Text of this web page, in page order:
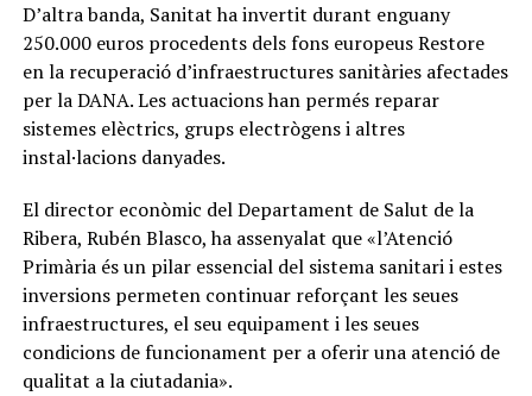
D’altra banda, Sanitat ha invertit durant enguany
250.000 euros procedents dels fons europeus Restore
en la recuperació d’infraestructures sanitàries afectades
per la DANA. Les actuacions han permés reparar
sistemes elèctrics, grups electrògens i altres
instal·lacions danyades.
El director econòmic del Departament de Salut de la
Ribera, Rubén Blasco, ha assenyalat que «l’Atenció
Primària és un pilar essencial del sistema sanitari i estes
inversions permeten continuar reforçant les seues
infraestructures, el seu equipament i les seues
condicions de funcionament per a oferir una atenció de
qualitat a la ciutadania».